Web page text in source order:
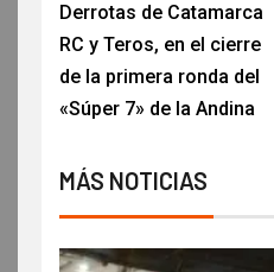
Derrotas de Catamarca
RC y Teros, en el cierre
de la primera ronda del
«Súper 7» de la Andina
MÁS NOTICIAS